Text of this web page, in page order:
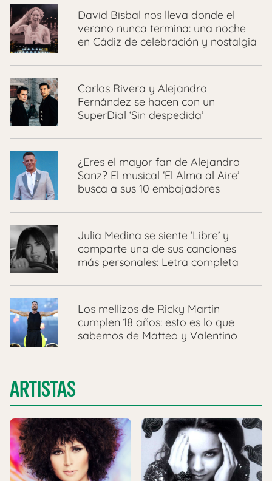
David Bisbal nos lleva donde el
verano nunca termina: una noche
en Cádiz de celebración y nostalgia
Carlos Rivera y Alejandro
Fernández se hacen con un
SuperDial ‘Sin despedida’
¿Eres el mayor fan de Alejandro
Sanz? El musical ‘El Alma al Aire’
busca a sus 10 embajadores
Julia Medina se siente ‘Libre’ y
comparte una de sus canciones
más personales: Letra completa
Los mellizos de Ricky Martin
cumplen 18 años: esto es lo que
sabemos de Matteo y Valentino
ARTISTAS